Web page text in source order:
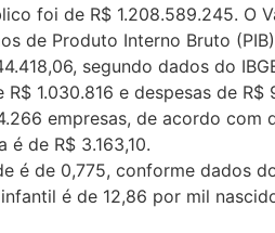
foi de R$ 1.208.589.245. O
de Produto Interno Bruto
segundo dados do
1.030.816 e despesas de
empresas, de acordo com
de R$ 3.163,10.
é de 0,775, conforme dados
é de 12,86 por mil